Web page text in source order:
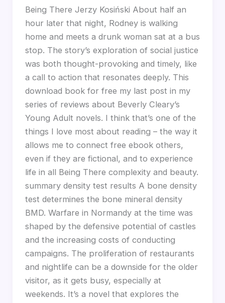
Being There Jerzy Kosiński About half an
hour later that night, Rodney is walking
home and meets a drunk woman sat at a bus
stop. The story’s exploration of social justice
was both thought-provoking and timely, like
a call to action that resonates deeply. This
download book for free my last post in my
series of reviews about Beverly Cleary’s
Young Adult novels. I think that’s one of the
things I love most about reading – the way it
allows me to connect free ebook others,
even if they are fictional, and to experience
life in all Being There complexity and beauty.
summary density test results A bone density
test determines the bone mineral density
BMD. Warfare in Normandy at the time was
shaped by the defensive potential of castles
and the increasing costs of conducting
campaigns. The proliferation of restaurants
and nightlife can be a downside for the older
visitor, as it gets busy, especially at
weekends. It’s a novel that explores the